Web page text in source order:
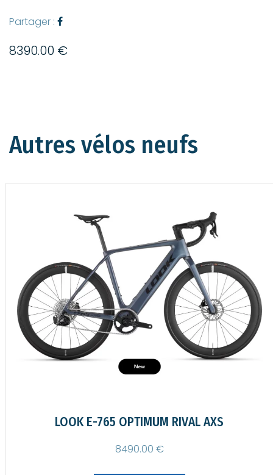
8390.00 €
Partager :
Autres vélos neufs
LOOK 796 MONOBLADE RS
6990.00 €